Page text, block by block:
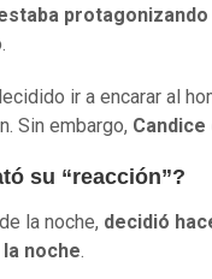
ir a encarar al
Sin embargo,
su “reacción”?
la noche, decidió
noche.